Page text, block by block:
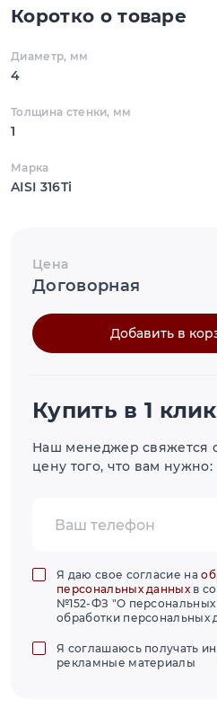
Коротко о товаре
Диаметр, мм
4
Толщина стенки, мм
1
Марка
AISI 316Ti
Цена
Договорная
Добавить в
Купить в 1 клик
Наш менеджер свяжется
цену того, что вам нужно:
Я даю свое согласие на
персональных данныхв
№152-ФЗ "О
обработки персональных
Я соглашаюсь получать
рекламные материалы